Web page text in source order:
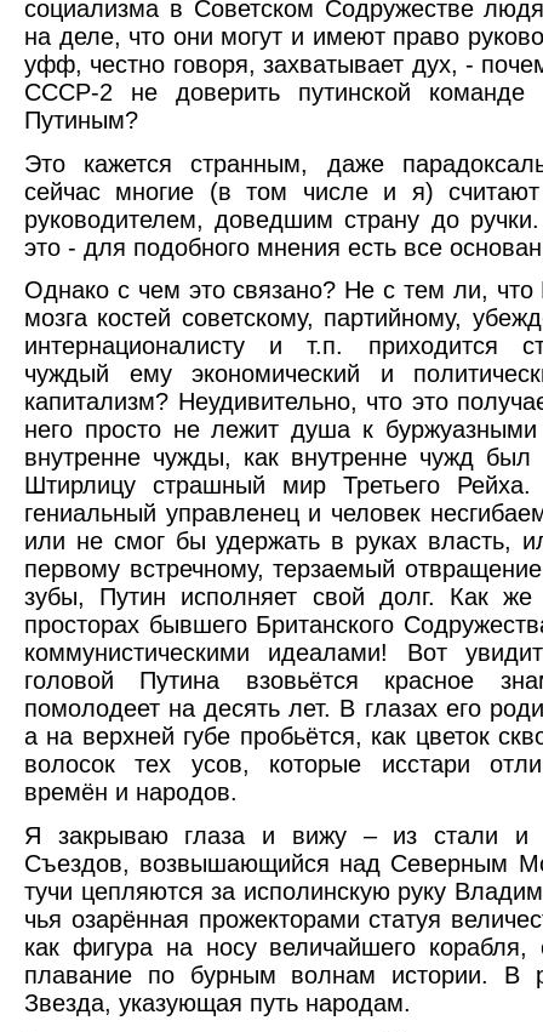
социализма в Советском Содружестве
на деле, что они могут и имеют право
уфф, честно говоря, захватывает дух, -
СССР-2 не доверить путинской
Путиным?
Это кажется странным, даже
сейчас многие (в том числе и я)
руководителем, доведшим страну до
это - для подобного мнения есть все
Однако с чем это связано? Не с тем ли, что
мозга костей советскому, партийному,
интернационалисту и т.п. приходится
чуждый ему экономический и
капитализм? Неудивительно, что это
него просто не лежит душа к
внутренне чужды, как внутренне чужд был
Штирлицу страшный мир Третьего
гениальный управленец и человек
или не смог бы удержать в руках власть,
первому встречному, терзаемый
зубы, Путин исполняет свой долг. Как же
просторах бывшего Британского
коммунистическими идеалами! Вот
головой Путина взовьётся красное
помолодеет на десять лет. В глазах его
а на верхней губе пробьётся, как цветок
волосок тех усов, которые исстари
времён и народов.
Я закрываю глаза и вижу – из стали и
Съездов, возвышающийся над Северным
тучи цепляются за исполинскую руку
чья озарённая прожекторами статуя
как фигура на носу величайшего корабля,
плавание по бурным волнам истории. В
Звезда, указующая путь народам.